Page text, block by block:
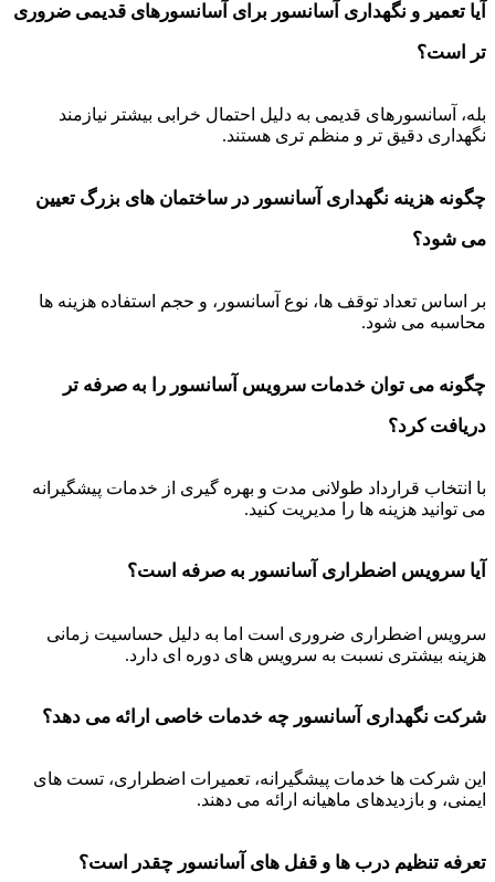
آیا تعمیر و نگهداری آسانسور برای آسانسورهای قدیمی ضروری
تر است؟
بله، آسانسورهای قدیمی به دلیل احتمال خرابی بیشتر نیازمند
نگهداری دقیق تر و منظم تری هستند.
چگونه هزینه نگهداری آسانسور در ساختمان های بزرگ تعیین
می شود؟
بر اساس تعداد توقف ها، نوع آسانسور، و حجم استفاده هزینه ها
محاسبه می شود.
چگونه می توان خدمات سرویس آسانسور را به صرفه تر
دریافت کرد؟
با انتخاب قرارداد طولانی مدت و بهره گیری از خدمات پیشگیرانه
می توانید هزینه ها را مدیریت کنید.
آیا سرویس اضطراری آسانسور به صرفه است؟
سرویس اضطراری ضروری است اما به دلیل حساسیت زمانی
هزینه بیشتری نسبت به سرویس های دوره ای دارد.
شرکت نگهداری آسانسور چه خدمات خاصی ارائه می دهد؟
این شرکت ها خدمات پیشگیرانه، تعمیرات اضطراری، تست های
ایمنی، و بازدیدهای ماهیانه ارائه می دهند.
تعرفه تنظیم درب ها و قفل های آسانسور چقدر است؟